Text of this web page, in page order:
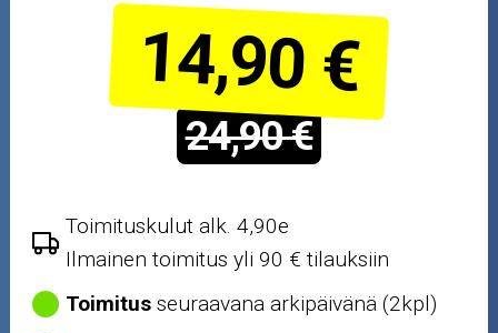
Nastarenkaat
Renkaat ja vanteet
Öljyt ja kemikaalit
Outlet-tuotteet
14,90 €
24,90 €
Toimituskulut alk. 4,90e
Ilmainen toimitus yli 90 € tilauksiin
Toimitus seuraavana arkipäivänä (2kpl)